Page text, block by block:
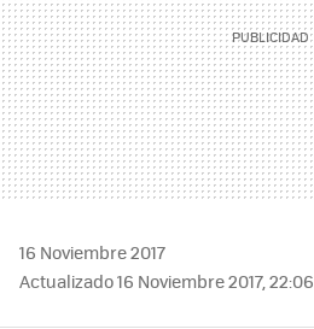
16 Noviembre 2017
Actualizado 16 Noviembre 2017, 22:06